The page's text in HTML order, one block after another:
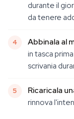
durante il
da tenere
Abbinala al
in tasca
scrivania
Ricaricala
rinnova